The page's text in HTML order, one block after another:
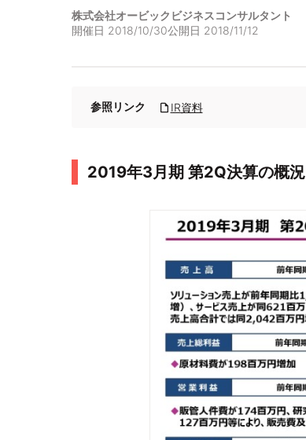
株式会社オービックビジネスコンサルタント
開催日 2018/10/30公開日 2018/11/12
参照リンク IR資料
2019年3月期 第2Q決算の概況